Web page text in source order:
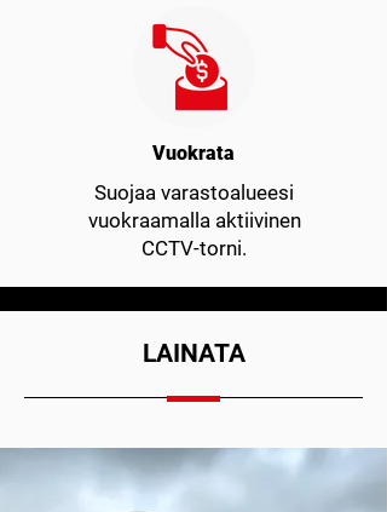
Vuokrata
Suojaa varastoalueesi
vuokraamalla aktiivinen
CCTV-torni.
LAINATA